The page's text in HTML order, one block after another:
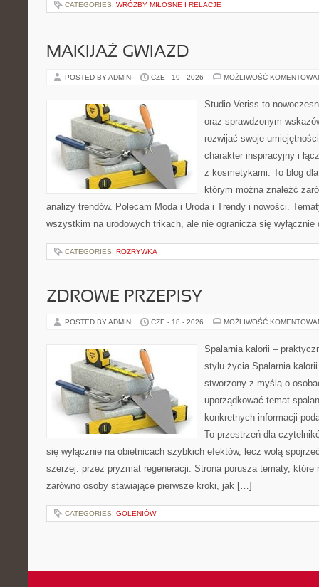
CATEGORIES: WRÓŻBY MIŁOSNE I RELACJE
MAKIJAŻ GWIAZD
POSTED BY ADMIN CZE - 19 - 2026 MOŻLIWOŚĆ
Studio Veriss to
oraz sprawdzonym
rozwijać swoje
charakter inspiracyjny i
z kosmetykami. To blog
którym można znaleźć
analizy trendów. Polecam Moda i Uroda i Trendy i nowości.
wszystkim na urodowych trikach, ale nie ogranicza się
CATEGORIES: ROZRYWKA
ZDROWE PRZEPISY
POSTED BY ADMIN CZE - 18 - 2026 MOŻLIWOŚĆ
Spalarnia kalorii –
stylu życia Spalarnia
stworzony z myślą o
uporządkować temat
konkretnych informacji
To przestrzeń dla
się wyłącznie na obietnicach szybkich efektów, lecz wolą
szerzej: przez pryzmat regeneracji. Strona porusza tematy, które
zarówno osoby stawiające pierwsze kroki, jak […]
CATEGORIES: GOLENIÓW